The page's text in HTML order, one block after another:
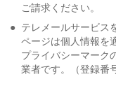
ご請求ください。
● テレメールサービス
ページは個人情報を
プライバシーマーク
業者です。（登録番